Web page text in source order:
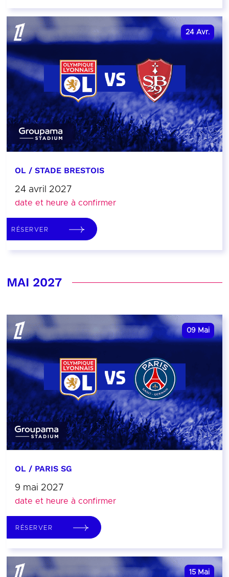
24 Avr.
OL / STADE BRESTOIS
24 avril 2027
date et heure à confirmer
RÉSERVER
MAI 2027
09 Mai
OL / PARIS SG
9 mai 2027
date et heure à confirmer
RÉSERVER
15 Mai